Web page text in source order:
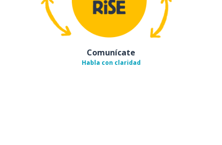
Comunícate
Habla con claridad